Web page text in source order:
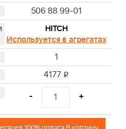
506 88 99-01
HITCH
Используется в агрегатах
1
4177 i
- +